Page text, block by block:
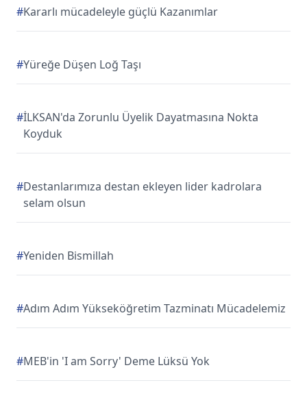
#Kararlı mücadeleyle güçlü Kazanımlar
#Yüreğe Düşen Loğ Taşı
#İLKSAN'da Zorunlu Üyelik Dayatmasına Nokta
Koyduk
#Destanlarımıza destan ekleyen lider kadrolara
selam olsun
#Yeniden Bismillah
#Adım Adım Yükseköğretim Tazminatı Mücadelemiz
#MEB'in 'I am Sorry' Deme Lüksü Yok